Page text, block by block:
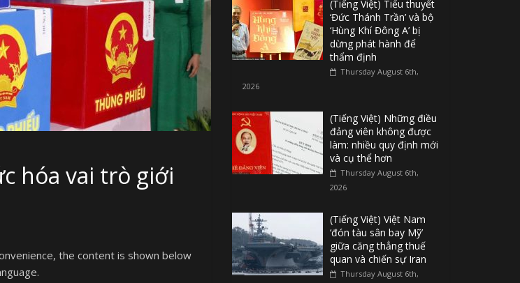
hóa vai trò giới
the content is shown below
(Tiếng Việt) Tiểu thuyết
‘Đức Thánh Trần’ và bộ
‘Hùng Khí Đông A’ bị
dừng phát hành để
thẩm định
Thursday August 6th,
2026
(Tiếng Việt) Những điều
đảng viên không được
làm: nhiều quy định mới
và cụ thể hơn
Thursday August 6th,
2026
(Tiếng Việt) Việt Nam
‘đón tàu sân bay Mỹ’
giữa căng thẳng thuế
quan và chiến sự Iran
Thursday August 6th,